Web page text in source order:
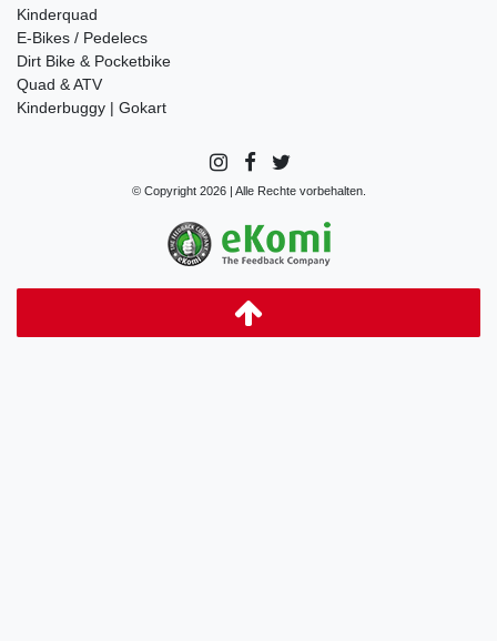
Kinderquad
E-Bikes / Pedelecs
Dirt Bike & Pocketbike
Quad & ATV
Kinderbuggy | Gokart
© Copyright 2026 | Alle Rechte vorbehalten.